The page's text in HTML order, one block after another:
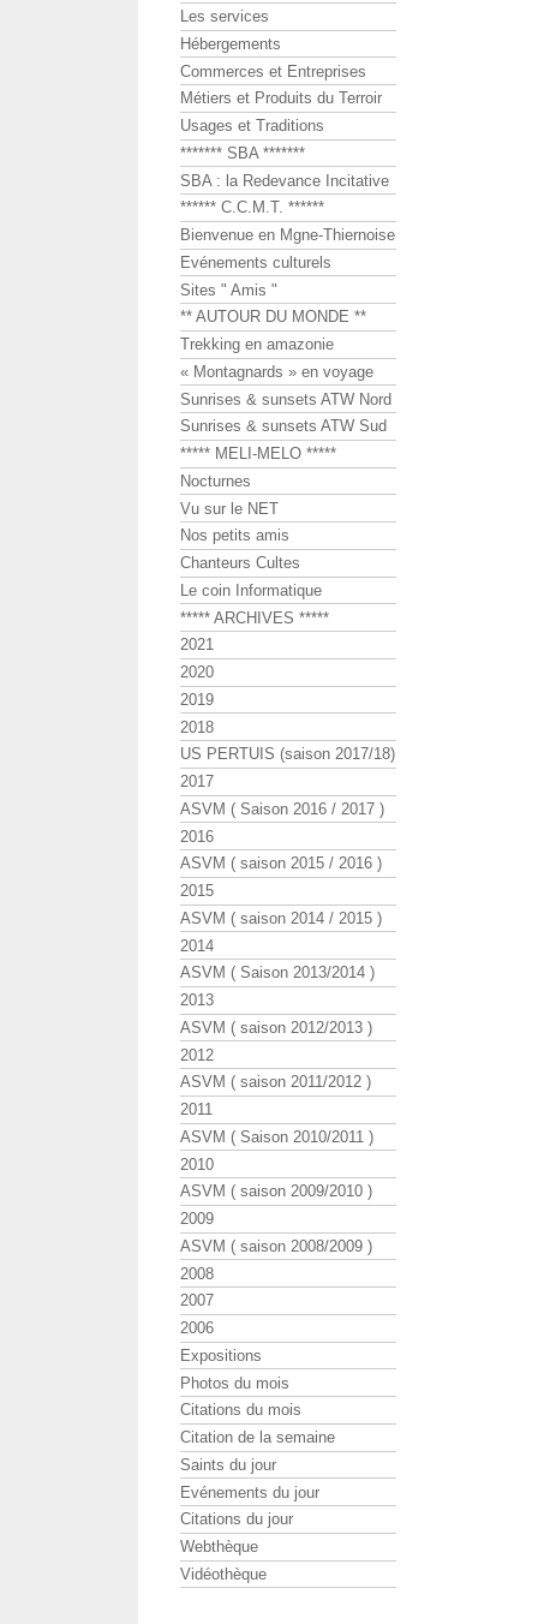
Les services
Hébergements
Commerces et Entreprises
Métiers et Produits du Terroir
Usages et Traditions
******* SBA *******
SBA : la Redevance Incitative
****** C.C.M.T. ******
Bienvenue en Mgne-Thiernoise
Evénements culturels
Sites " Amis "
** AUTOUR DU MONDE **
Trekking en amazonie
« Montagnards » en voyage
Sunrises & sunsets ATW Nord
Sunrises & sunsets ATW Sud
***** MELI-MELO *****
Nocturnes
Vu sur le NET
Nos petits amis
Chanteurs Cultes
Le coin Informatique
***** ARCHIVES *****
2021
2020
2019
2018
US PERTUIS (saison 2017/18)
2017
ASVM ( Saison 2016 / 2017 )
2016
ASVM ( saison 2015 / 2016 )
2015
ASVM ( saison 2014 / 2015 )
2014
ASVM ( Saison 2013/2014 )
2013
ASVM ( saison 2012/2013 )
2012
ASVM ( saison 2011/2012 )
2011
ASVM ( Saison 2010/2011 )
2010
ASVM ( saison 2009/2010 )
2009
ASVM ( saison 2008/2009 )
2008
2007
2006
Expositions
Photos du mois
Citations du mois
Citation de la semaine
Saints du jour
Evénements du jour
Citations du jour
Webthèque
Vidéothèque